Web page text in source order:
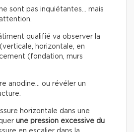
sont pas inquiétantes… mais
qualifié va observer la
horizontale, en
(fondation, murs
anodine… ou révéler un
horizontale dans une
une pression excessive du